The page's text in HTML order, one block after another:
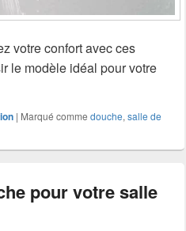
votre confort avec ces
le modèle idéal pour votre
| Marqué comme douche, salle de
pour votre salle